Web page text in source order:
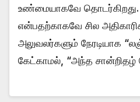
உண்மையாகவே
என்பதற்காகவே சில
அலுவலர்களும் நேரடியாக
கேட்காமல், “அந்த